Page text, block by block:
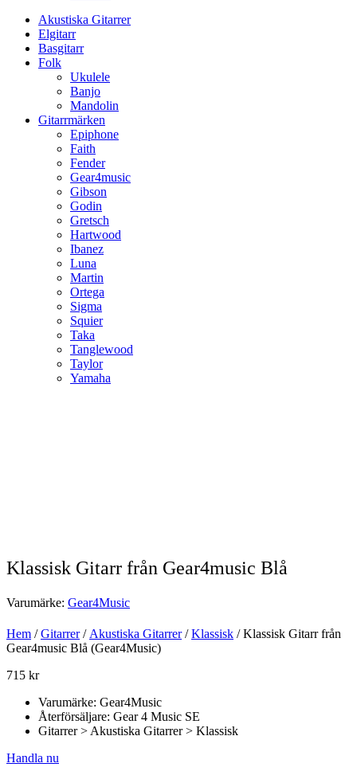
Akustiska Gitarrer
Elgitarr
Basgitarr
Folk
Ukulele
Banjo
Mandolin
Gitarrmärken
Epiphone
Faith
Fender
Gear4music
Gibson
Godin
Gretsch
Hartwood
Ibanez
Luna
Martin
Ortega
Sigma
Squier
Taka
Tanglewood
Taylor
Yamaha
Klassisk Gitarr från Gear4music Blå
Varumärke: Gear4Music
Hem /Gitarrer/Akustiska Gitarrer/Klassisk / Klassisk Gitarr från
Gear4music Blå (Gear4Music)
715 kr
Varumärke: Gear4Music
Återförsäljare: Gear 4 Music SE
Gitarrer > Akustiska Gitarrer > Klassisk
Handla nu